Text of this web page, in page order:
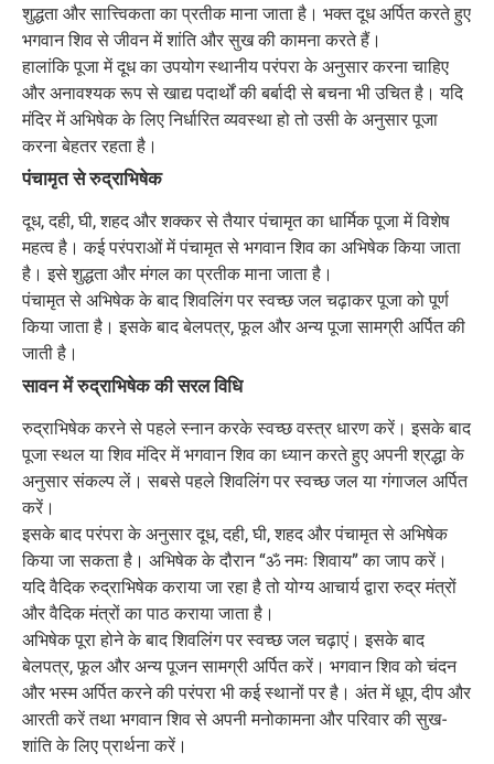
शुद्धता और सात्त्विकता का प्रतीक माना जाता है। भक्त दूध अर्पित करते हुए
भगवान शिव से जीवन में शांति और सुख की कामना करते हैं।
हालांकि पूजा में दूध का उपयोग स्थानीय परंपरा के अनुसार करना चाहिए
और अनावश्यक रूप से खाद्य पदार्थों की बर्बादी से बचना भी उचित है। यदि
मंदिर में अभिषेक के लिए निर्धारित व्यवस्था हो तो उसी के अनुसार पूजा
करना बेहतर रहता है।
पंचामृत से रुद्राभिषेक
दूध, दही, घी, शहद और शक्कर से तैयार पंचामृत का धार्मिक पूजा में विशेष
महत्व है। कई परंपराओं में पंचामृत से भगवान शिव का अभिषेक किया जाता
है। इसे शुद्धता और मंगल का प्रतीक माना जाता है।
पंचामृत से अभिषेक के बाद शिवलिंग पर स्वच्छ जल चढ़ाकर पूजा को पूर्ण
किया जाता है। इसके बाद बेलपत्र, फूल और अन्य पूजा सामग्री अर्पित की
जाती है।
सावन में रुद्राभिषेक की सरल विधि
रुद्राभिषेक करने से पहले स्नान करके स्वच्छ वस्त्र धारण करें। इसके बाद
पूजा स्थल या शिव मंदिर में भगवान शिव का ध्यान करते हुए अपनी श्रद्धा के
अनुसार संकल्प लें। सबसे पहले शिवलिंग पर स्वच्छ जल या गंगाजल अर्पित
करें।
इसके बाद परंपरा के अनुसार दूध, दही, घी, शहद और पंचामृत से अभिषेक
किया जा सकता है। अभिषेक के दौरान “ॐ नमः शिवाय” का जाप करें।
यदि वैदिक रुद्राभिषेक कराया जा रहा है तो योग्य आचार्य द्वारा रुद्र मंत्रों
और वैदिक मंत्रों का पाठ कराया जाता है।
अभिषेक पूरा होने के बाद शिवलिंग पर स्वच्छ जल चढ़ाएं। इसके बाद
बेलपत्र, फूल और अन्य पूजन सामग्री अर्पित करें। भगवान शिव को चंदन
और भस्म अर्पित करने की परंपरा भी कई स्थानों पर है। अंत में धूप, दीप और
आरती करें तथा भगवान शिव से अपनी मनोकामना और परिवार की सुख-
शांति के लिए प्रार्थना करें।